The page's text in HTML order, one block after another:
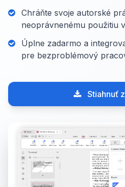
Chráňte svoje autorské
neoprávnenému použitiu
Úplne zadarmo a
pre bezproblémový
Stiahnuť